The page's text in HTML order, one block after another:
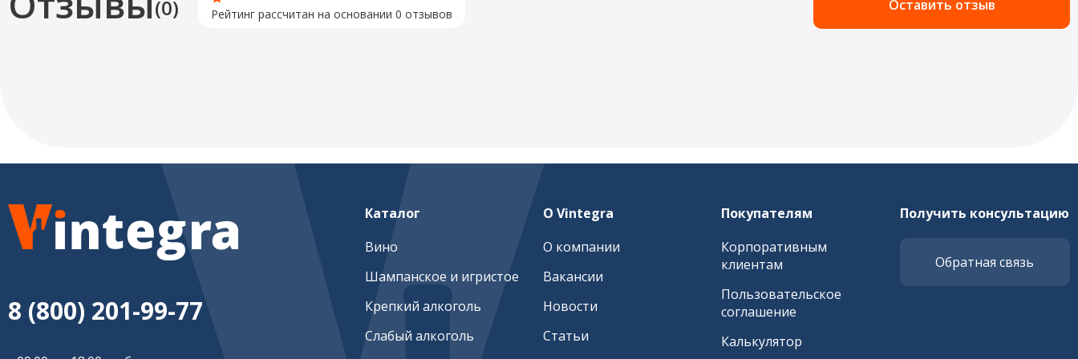
(0) Рейтинг рассчитан на основании 0 отзывов Оставить отзыв
8 (800) 201-99-77
Каталог
Вино
Шампанское и игристое
Крепкий алкоголь
Слабый алкоголь
О Vintegra
О компании
Вакансии
Новости
Статьи
Покупателям
Корпоративным
клиентам
Пользовательское
соглашение
Калькулятор
Получить консультацию
Обратная связь